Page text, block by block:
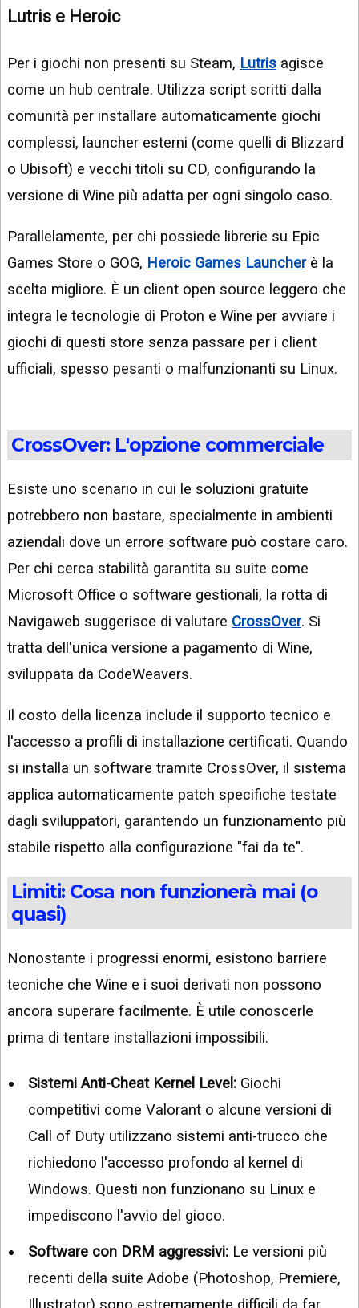
Lutris e Heroic
Per i giochi non presenti su Steam, Lutris agisce
come un hub centrale. Utilizza script scritti dalla
comunità per installare automaticamente giochi
complessi, launcher esterni (come quelli di Blizzard
o Ubisoft) e vecchi titoli su CD, configurando la
versione di Wine più adatta per ogni singolo caso.
Parallelamente, per chi possiede librerie su Epic
Games Store o GOG, Heroic Games Launcherè la
scelta migliore. È un client open source leggero che
integra le tecnologie di Proton e Wine per avviare i
giochi di questi store senza passare per i client
ufficiali, spesso pesanti o malfunzionanti su Linux.
CrossOver: L'opzione commerciale
Esiste uno scenario in cui le soluzioni gratuite
potrebbero non bastare, specialmente in ambienti
aziendali dove un errore software può costare caro.
Per chi cerca stabilità garantita su suite come
Microsoft Office o software gestionali, la rotta di
Navigaweb suggerisce di valutare CrossOver. Si
tratta dell'unica versione a pagamento di Wine,
sviluppata da CodeWeavers.
Il costo della licenza include il supporto tecnico e
l'accesso a profili di installazione certificati. Quando
si installa un software tramite CrossOver, il sistema
applica automaticamente patch specifiche testate
dagli sviluppatori, garantendo un funzionamento più
stabile rispetto alla configurazione "fai da te".
Limiti: Cosa non funzionerà mai (o
quasi)
Nonostante i progressi enormi, esistono barriere
tecniche che Wine e i suoi derivati non possono
ancora superare facilmente. È utile conoscerle
prima di tentare installazioni impossibili.
Sistemi Anti-Cheat Kernel Level: Giochi
competitivi come Valorant o alcune versioni di
Call of Duty utilizzano sistemi anti-trucco che
richiedono l'accesso profondo al kernel di
Windows. Questi non funzionano su Linux e
impediscono l'avvio del gioco.
Software con DRM aggressivi: Le versioni più
recenti della suite Adobe (Photoshop, Premiere,
Illustrator) sono estremamente difficili da far